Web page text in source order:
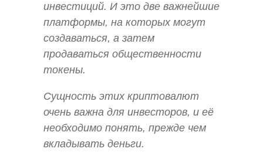
инвестиций. И это две важнейшие
платформы, на которых могут
создаваться, а затем
продаваться общественности
токены.
Сущность этих криптовалют
очень важна для инвесторов, и её
необходимо понять, прежде чем
вкладывать деньги.